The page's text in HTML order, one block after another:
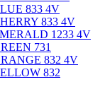
833 4V
833 4V
1233 4V
731
832 4V
832